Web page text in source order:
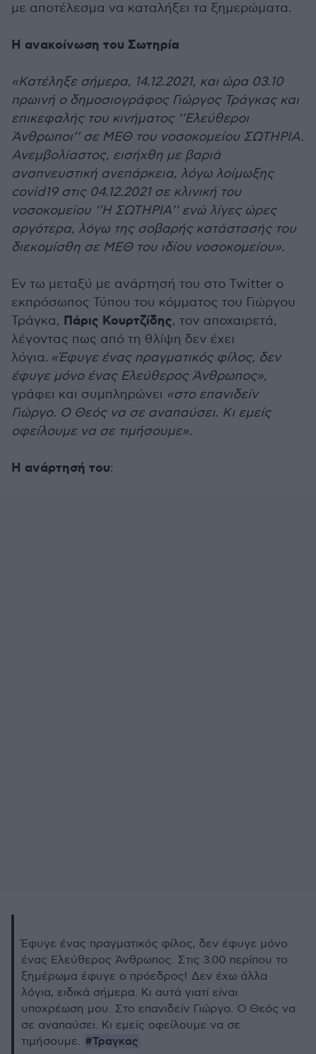
με αποτέλεσμα να καταλήξει τα ξημερώματα.
Η ανακοίνωση του Σωτηρία
«Κατέληξε σήμερα, 14.12.2021, και ώρα 03.10
πρωινή ο δημοσιογράφος Γιώργος Τράγκας και
επικεφαλής του κινήματος ‘’Ελεύθεροι
Άνθρωποι’’ σε ΜΕΘ του νοσοκομείου ΣΩΤΗΡΙΑ.
Ανεμβολίαστος, εισήχθη με βαριά
αναπνευστική ανεπάρκεια, λόγω λοίμωξης
covid19 στις 04.12.2021 σε κλινική του
νοσοκομείου ‘’Η ΣΩΤΗΡΙΑ’’ ενώ λίγες ώρες
αργότερα, λόγω της σοβαρής κατάστασής του
διεκομίσθη σε ΜΕΘ του ιδίου νοσοκομείου».
Εν τω μεταξύ με ανάρτησή του στο Twitter ο
εκπρόσωπος Τύπου του κόμματος του Γιώργου
Τράγκα, Πάρις Κουρτζίδης, τον αποχαιρετά,
λέγοντας πως από τη θλίψη δεν έχει
λόγια. «Έφυγε ένας πραγματικός φίλος, δεν
έφυγε μόνο ένας Ελεύθερος Άνθρωπος»,
γράφει και συμπληρώνει «στο επανιδείν
Γιώργο. Ο Θεός να σε αναπαύσει. Κι εμείς
οφείλουμε να σε τιμήσουμε».
Η ανάρτησή του:
Έφυγε ένας πραγματικός φίλος, δεν έφυγε μόνο
ένας Ελεύθερος Άνθρωπος. Στις 3.00 περίπου το
ξημέρωμα έφυγε ο πρόεδρος! Δεν έχω άλλα
λόγια, ειδικά σήμερα. Κι αυτά γιατί είναι
υποχρέωση μου. Στο επανιδείν Γιώργο. Ο Θεός να
σε αναπαύσει. Κι εμείς οφείλουμε να σε
τιμήσουμε. #Τραγκας